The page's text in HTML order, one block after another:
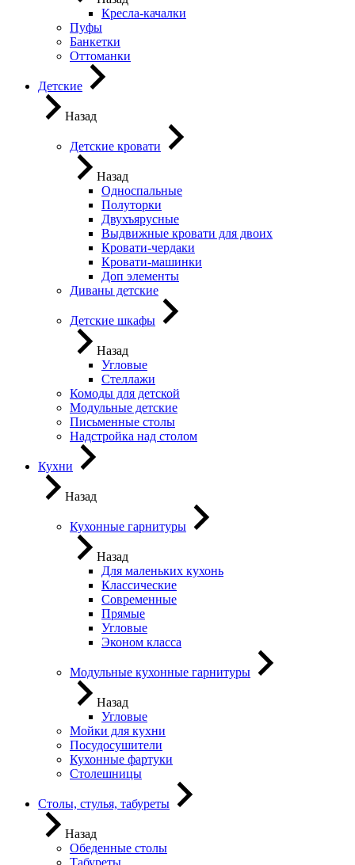
Кресла-качалки
Пуфы
Банкетки
Оттоманки
Детские
Назад
Детские кровати
Назад
Односпальные
Полуторки
Двухъярусные
Выдвижные кровати для двоих
Кровати-чердаки
Кровати-машинки
Доп элементы
Диваны детские
Детские шкафы
Назад
Угловые
Стеллажи
Комоды для детской
Модульные детские
Письменные столы
Надстройка над столом
Кухни
Назад
Кухонные гарнитуры
Назад
Для маленьких кухонь
Классические
Современные
Прямые
Угловые
Эконом класса
Модульные кухонные гарнитуры
Назад
Угловые
Мойки для кухни
Посудосушители
Кухонные фартуки
Столешницы
Столы, стулья, табуреты
Назад
Обеденные столы
Табуреты